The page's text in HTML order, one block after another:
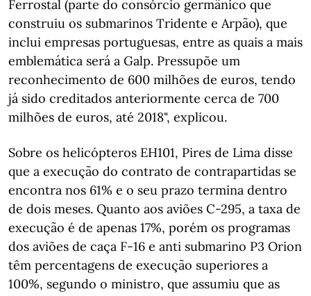
Ferrostal (parte do consórcio germânico que
construiu os submarinos Tridente e Arpão), que
inclui empresas portuguesas, entre as quais a mais
emblemática será a Galp. Pressupõe um
reconhecimento de 600 milhões de euros, tendo
já sido creditados anteriormente cerca de 700
milhões de euros, até 2018", explicou.
Sobre os helicópteros EH101, Pires de Lima disse
que a execução do contrato de contrapartidas se
encontra nos 61% e o seu prazo termina dentro
de dois meses. Quanto aos aviões C-295, a taxa de
execução é de apenas 17%, porém os programas
dos aviões de caça F-16 e anti submarino P3 Orion
têm percentagens de execução superiores a
100%, segundo o ministro, que assumiu que as